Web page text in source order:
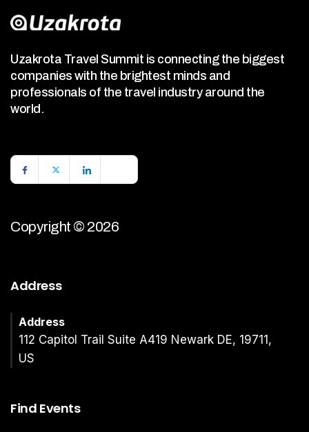
Uzakrota Travel Summit is connecting the biggest
companies with the brightest minds and
professionals of the travel industry around the
world.
Copyright © 2026
Address
Address
112 Capitol Trail Suite A419 Newark DE, 19711,
US
Find Events